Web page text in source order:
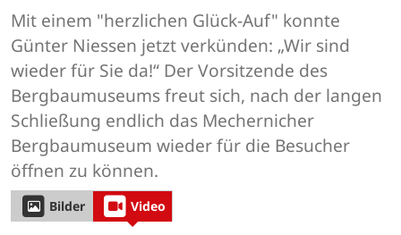
Mit einem "herzlichen Glück-Auf" konnte
Günter Niessen jetzt verkünden: „Wir sind
wieder für Sie da!“ Der Vorsitzende des
Bergbaumuseums freut sich, nach der langen
Schließung endlich das Mechernicher
Bergbaumuseum wieder für die Besucher
öffnen zu können.
Bilder Video